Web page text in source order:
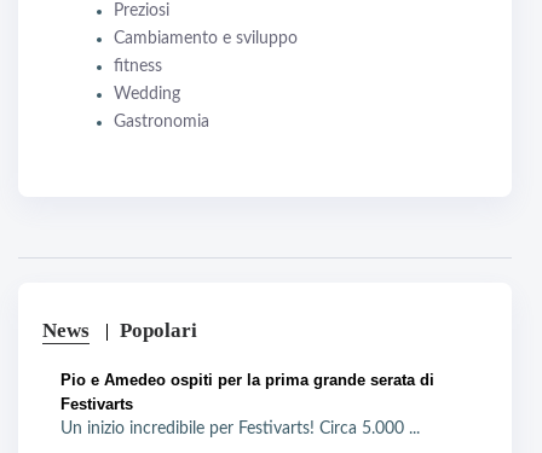
Preziosi
Cambiamento e sviluppo
fitness
Wedding
Gastronomia
News Popolari
Pio e Amedeo ospiti per la prima grande serata di
Festivarts
Un inizio incredibile per Festivarts! Circa 5.000 ...